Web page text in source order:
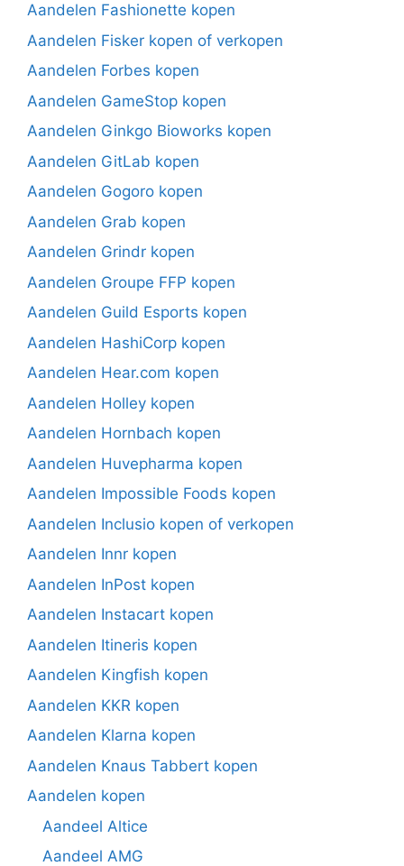
Aandelen Fashionette kopen
Aandelen Fisker kopen of verkopen
Aandelen Forbes kopen
Aandelen GameStop kopen
Aandelen Ginkgo Bioworks kopen
Aandelen GitLab kopen
Aandelen Gogoro kopen
Aandelen Grab kopen
Aandelen Grindr kopen
Aandelen Groupe FFP kopen
Aandelen Guild Esports kopen
Aandelen HashiCorp kopen
Aandelen Hear.com kopen
Aandelen Holley kopen
Aandelen Hornbach kopen
Aandelen Huvepharma kopen
Aandelen Impossible Foods kopen
Aandelen Inclusio kopen of verkopen
Aandelen Innr kopen
Aandelen InPost kopen
Aandelen Instacart kopen
Aandelen Itineris kopen
Aandelen Kingfish kopen
Aandelen KKR kopen
Aandelen Klarna kopen
Aandelen Knaus Tabbert kopen
Aandelen kopen
Aandeel Altice
Aandeel AMG